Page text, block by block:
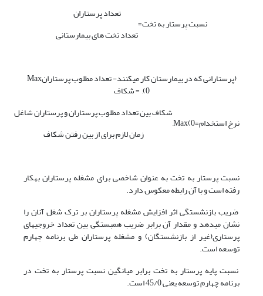
نسبت پرستار به تخت=
تعداد پرستاران
تعداد تخت های بیمارستانی
(پرستارانی که در بیمارستان کار می­کنند- تعداد مطلوب پرستارانMax
(0, = شکاف
نرخ استخدام=
Max(0,
شکاف بین تعداد مطلوب پرستاران و پرستاران شاغل
زمان لازم برای از بین رفتن شکاف
نسبت پرستار به تخت به عنوان شاخصی برای مشغله پرستاران به­کار
رفته است و با آن رابطه معکوس دارد.
ضریب بازنشستگی اثر افزایش مشغله پرستاران بر ترک شغل آنان را
نشان می­دهد و مقدار آن برابر ضریب همبستگی بین تعداد خروجی­های
پرستاری(غیر از بازنشستگان) و مشغله پرستاران طی برنامه چهارم
توسعه است.
نسبت پایه پرستار به تخت برابر میانگین نسبت پرستار به تخت در
برنامه چهارم توسعه یعنی 45/0 است.